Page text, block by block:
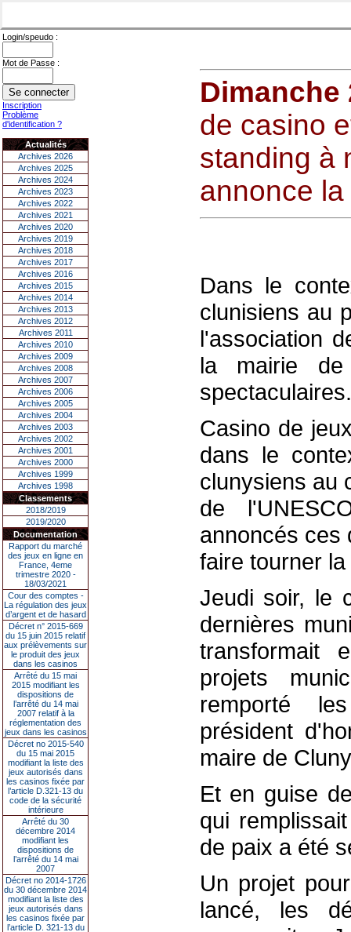
Login/speudo :
Mot de Passe :
Inscription
Problème
d'identification ?
Actualités
Archives 2026
Archives 2025
Archives 2024
Archives 2023
Archives 2022
Archives 2021
Archives 2020
Archives 2019
Archives 2018
Archives 2017
Archives 2016
Archives 2015
Archives 2014
Archives 2013
Archives 2012
Archives 2011
Archives 2010
Archives 2009
Archives 2008
Archives 2007
Archives 2006
Archives 2005
Archives 2004
Archives 2003
Archives 2002
Archives 2001
Archives 2000
Archives 1999
Archives 1998
Classements
2018/2019
2019/2020
Documentation
Rapport du marché
des jeux en ligne en
France, 4eme
trimestre 2020 -
18/03/2021
Cour des comptes -
La régulation des jeux
d’argent et de hasard
Décret n° 2015-669
du 15 juin 2015 relatif
aux prélèvements sur
le produit des jeux
dans les casinos
Arrêté du 15 mai
2015 modifiant les
dispositions de
l’arrêté du 14 mai
2007 relatif à la
réglementation des
jeux dans les casinos
Décret no 2015-540
du 15 mai 2015
modifiant la liste des
jeux autorisés dans
les casinos fixée par
l’article D.321-13 du
code de la sécurité
intérieure
Arrêté du 30
décembre 2014
modifiant les
dispositions de
l’arrêté du 14 mai
2007
Décret no 2014-1726
du 30 décembre 2014
modifiant la liste des
jeux autorisés dans
les casinos fixée par
l’article D. 321-13 du
Dimanche
de casino
standing à
annonce
Dans le
clunisiens au
l'association
la mairie de
spectaculaires.
Casino de
dans le
clunysiens au
de
annoncés ces
faire tourner la
Jeudi soir, le
dernières
transformait
projets
remporté
président
maire de
Et en guise
qui
de paix a été
Un projet
lancé, les